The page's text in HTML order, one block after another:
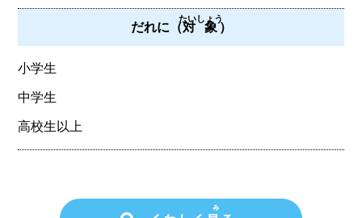
だれに（対象
たいしょう
）
小学生
中学生
高校生以上